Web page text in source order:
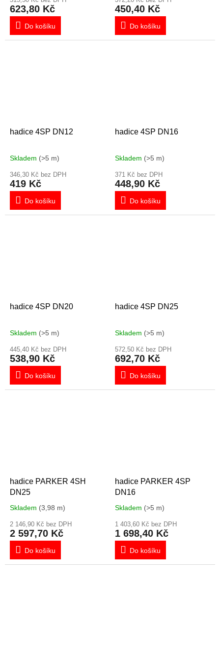
623,80 Kč
Do košíku
450,40 Kč
Do košíku
hadice 4SP DN12
Skladem (>5 m)
346,30 Kč bez DPH
419 Kč
Do košíku
hadice 4SP DN16
Skladem (>5 m)
371 Kč bez DPH
448,90 Kč
Do košíku
hadice 4SP DN20
Skladem (>5 m)
445,40 Kč bez DPH
538,90 Kč
Do košíku
hadice 4SP DN25
Skladem (>5 m)
572,50 Kč bez DPH
692,70 Kč
Do košíku
hadice PARKER 4SH
DN25
Skladem (3,98 m)
2 146,90 Kč bez DPH
2 597,70 Kč
Do košíku
hadice PARKER 4SP
DN16
Skladem (>5 m)
1 403,60 Kč bez DPH
1 698,40 Kč
Do košíku